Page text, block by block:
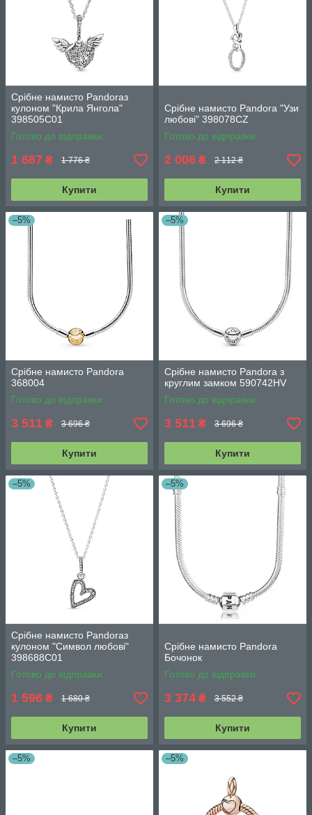
Срібне намисто Pandoraз
кулоном "Крила Янгола"
398505C01
Готово до відправки
1 687 ₴ 1 776 ₴
Купити
Срібне намисто Pandora "Узи
любові" 398078CZ
Готово до відправки
2 006 ₴ 2 112 ₴
Купити
–5%
Срібне намисто Pandora
368004
Готово до відправки
3 511 ₴ 3 696 ₴
Купити
–5%
Срібне намисто Pandora з
круглим замком 590742HV
Готово до відправки
3 511 ₴ 3 696 ₴
Купити
–5%
Срібне намисто Pandoraз
кулоном "Символ любові"
398688C01
Готово до відправки
1 596 ₴ 1 680 ₴
Купити
–5%
Срібне намисто Pandora
Бочонок
Готово до відправки
3 374 ₴ 3 552 ₴
Купити
–5% –5%